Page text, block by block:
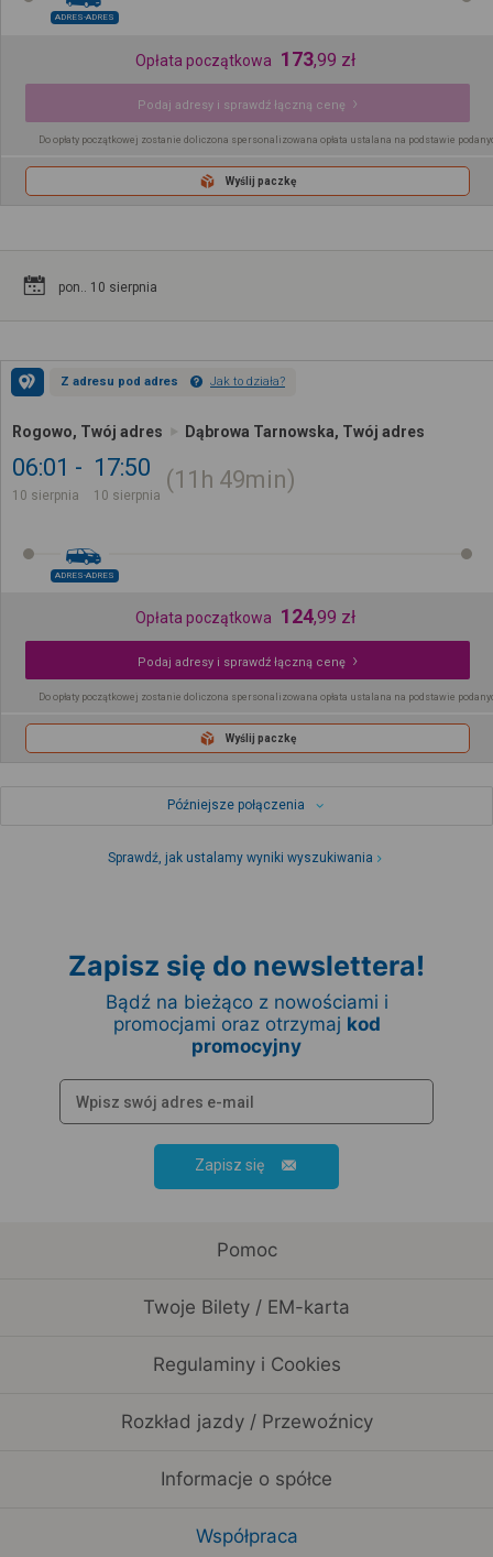
ADRES-ADRES
Opłata początkowa 173,99 zł
Podaj adresy i sprawdź łączną cenę
Do opłaty początkowej zostanie doliczona spersonalizowana opłata ustalana na podstawie
Wyślij paczkę
pon.. 10 sierpnia
Z adresu pod adres Jak to działa?
Rogowo, Twój adres Dąbrowa Tarnowska, Twój adres
06:01
10 sierpnia
17:50
10 sierpnia
11h 49min
ADRES-ADRES
Opłata początkowa 124,99 zł
Podaj adresy i sprawdź łączną cenę
Do opłaty początkowej zostanie doliczona spersonalizowana opłata ustalana na podstawie
Wyślij paczkę
Późniejsze połączenia
Sprawdź, jak ustalamy wyniki wyszukiwania
Zapisz się do newslettera!
Bądź na bieżąco z nowościami i
promocjami oraz otrzymaj kod
promocyjny
Zapisz się
Pomoc
Twoje Bilety / EM-karta
Regulaminy i Cookies
Rozkład jazdy / Przewoźnicy
Informacje o spółce
Współpraca